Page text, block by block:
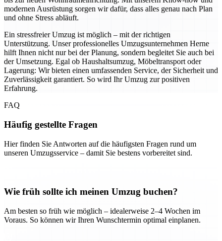
modernen Ausrüstung sorgen wir dafür, dass alles genau nach Plan
und ohne Stress abläuft.
Ein stressfreier Umzug ist möglich – mit der richtigen
Unterstützung. Unser professionelles Umzugsunternehmen Herne
hilft Ihnen nicht nur bei der Planung, sondern begleitet Sie auch bei
der Umsetzung. Egal ob Haushaltsumzug, Möbeltransport oder
Lagerung: Wir bieten einen umfassenden Service, der Sicherheit und
Zuverlässigkeit garantiert. So wird Ihr Umzug zur positiven
Erfahrung.
FAQ
Häufig gestellte Fragen
Hier finden Sie Antworten auf die häufigsten Fragen rund um
unseren Umzugsservice – damit Sie bestens vorbereitet sind.
Wie früh sollte ich meinen Umzug buchen?
Am besten so früh wie möglich – idealerweise 2–4 Wochen im
Voraus. So können wir Ihren Wunschtermin optimal einplanen.